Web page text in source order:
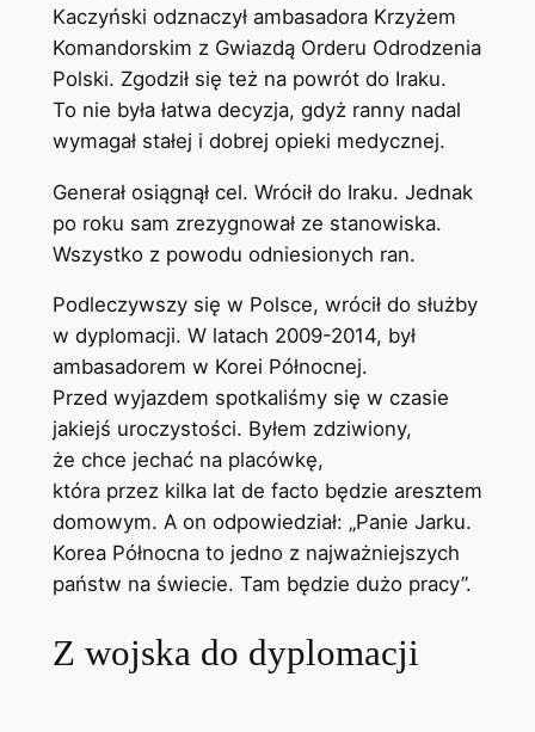
Kaczyński odznaczył ambasadora Krzyżem
Komandorskim z Gwiazdą Orderu Odrodzenia
Polski. Zgodził się też na powrót do Iraku.
To nie była łatwa decyzja, gdyż ranny nadal
wymagał stałej i dobrej opieki medycznej.
Generał osiągnął cel. Wrócił do Iraku. Jednak
po roku sam zrezygnował ze stanowiska.
Wszystko z powodu odniesionych ran.
Podleczywszy się w Polsce, wrócił do służby
w dyplomacji. W latach 2009-2014, był
ambasadorem w Korei Północnej.
Przed wyjazdem spotkaliśmy się w czasie
jakiejś uroczystości. Byłem zdziwiony,
że chce jechać na placówkę,
która przez kilka lat de facto będzie aresztem
domowym. A on odpowiedział: „Panie Jarku.
Korea Północna to jedno z najważniejszych
państw na świecie. Tam będzie dużo pracy”.
Z wojska do dyplomacji